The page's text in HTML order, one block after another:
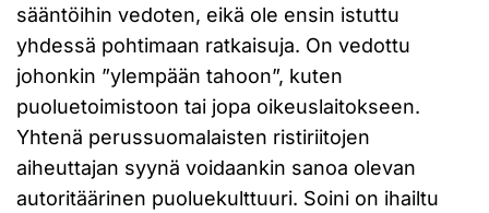
sääntöihin vedoten, eikä ole ensin istuttu
yhdessä pohtimaan ratkaisuja. On vedottu
johonkin ”ylempään tahoon”, kuten
puoluetoimistoon tai jopa oikeuslaitokseen.
Yhtenä perussuomalaisten ristiriitojen
aiheuttajan syynä voidaankin sanoa olevan
autoritäärinen puoluekulttuuri. Soini on ihailtu